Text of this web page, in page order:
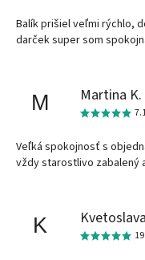
Balík prišiel veľmi rýchlo,
darček super som
M Martina K.
Veľká spokojnosť s
vždy starostlivo zabalený
K Kvetoslava